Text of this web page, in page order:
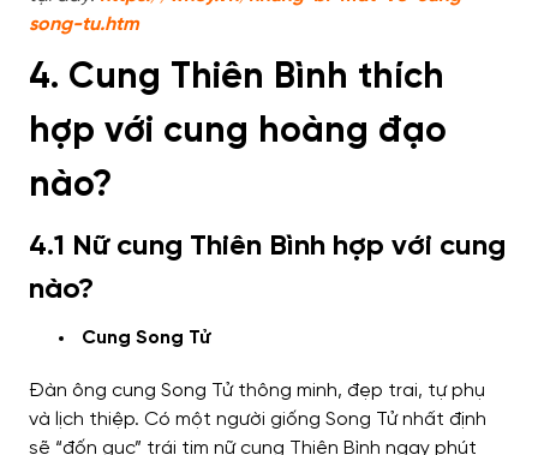
song-tu.htm
4. Cung Thiên Bình thích
hợp với cung hoàng đạo
nào?
4.1 Nữ cung Thiên Bình hợp với cung
nào?
Cung Song Tử
Đàn ông cung Song Tử thông minh, đẹp trai, tự phụ
và lịch thiệp. Có một người giống Song Tử nhất định
sẽ “đốn gục” trái tim nữ cung Thiên Bình ngay phút